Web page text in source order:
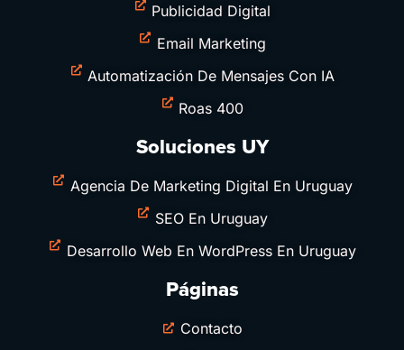
Publicidad Digital
Email Marketing
Automatización De Mensajes Con IA
Roas 400
Soluciones UY
Agencia De Marketing Digital En Uruguay
SEO En Uruguay
Desarrollo Web En WordPress En Uruguay
Páginas
Contacto